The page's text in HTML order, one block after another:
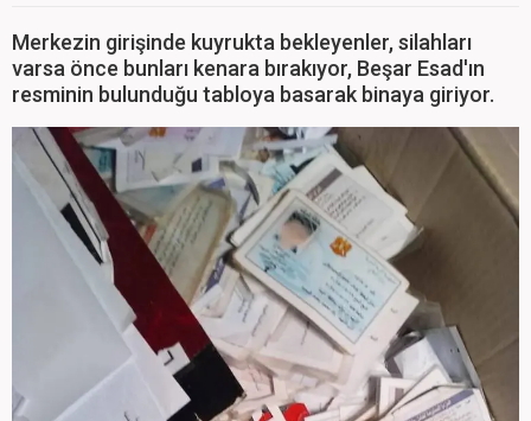
Merkezin girişinde kuyrukta bekleyenler, silahları
varsa önce bunları kenara bırakıyor, Beşar Esad'ın
resminin bulunduğu tabloya basarak binaya giriyor.